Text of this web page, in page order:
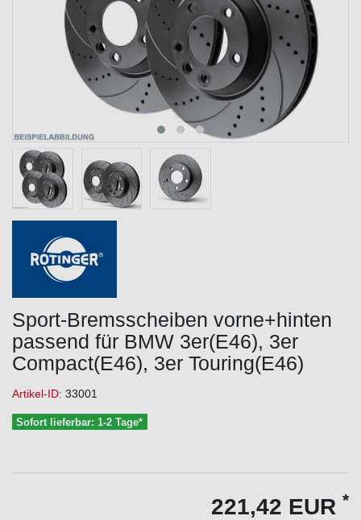
Sport-Bremsscheiben vorne+hinten
passend für BMW 3er(E46), 3er
Compact(E46), 3er Touring(E46)
Artikel-ID: 33001
Sofort lieferbar: 1-2 Tage*
221,42 EUR *